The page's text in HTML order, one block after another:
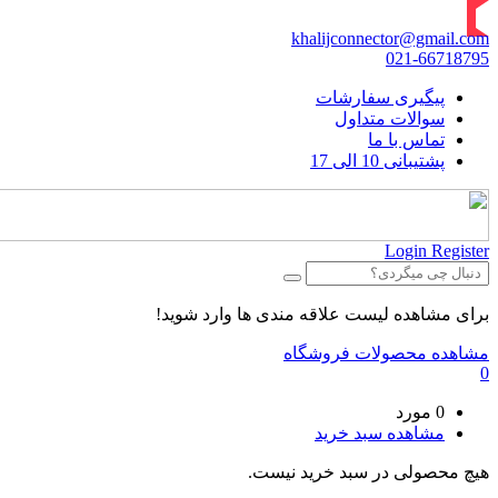
khalijconnector@gmail.com
021-66718795
پیگیری سفارشات
سوالات متداول
تماس با ما
پشتیبانی 10 الی 17
Login Register
برای مشاهده لیست علاقه مندی ها وارد شوید!
مشاهده محصولات فروشگاه
0
0 مورد
مشاهده سبد خرید
هیچ محصولی در سبد خرید نیست.